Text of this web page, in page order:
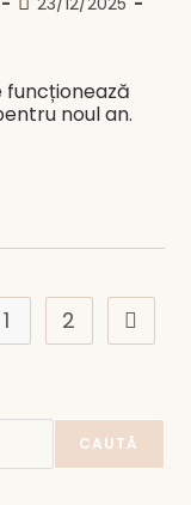
funcționează
noul an.
1 2 Go to
CAUTĂ